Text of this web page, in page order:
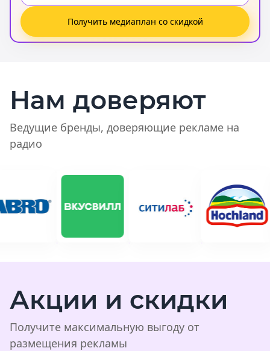
Получить медиаплан со скидкой
Нам доверяют
Ведущие бренды, доверяющие рекламе на
радио
Акции и скидки
Получите максимальную выгоду от
размещения рекламы